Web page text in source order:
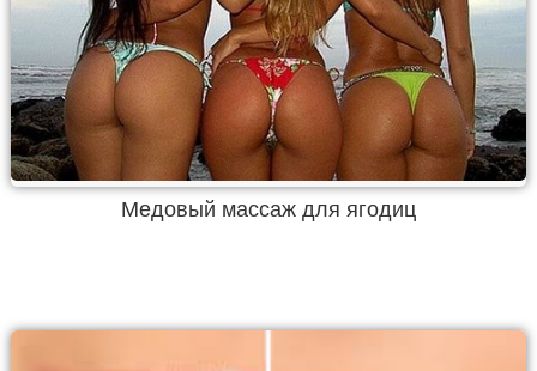
Медовый массаж для ягодиц